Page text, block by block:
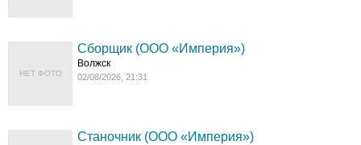
НЕТ ФОТО
Сборщик (ООО «Империя»)
Волжск
02/08/2026, 21:31
Станочник (ООО «Империя»)